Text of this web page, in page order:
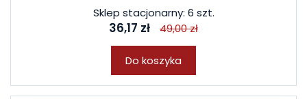
Sklep stacjonarny: 6 szt.
36,17 zł 49,00 zł
Do koszyka